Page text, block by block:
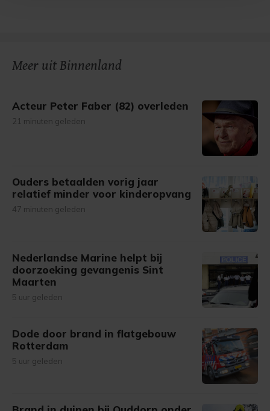
Meer uit Binnenland
Acteur Peter Faber (82) overleden
21 minuten geleden
Ouders betaalden vorig jaar
relatief minder voor kinderopvang
47 minuten geleden
Nederlandse Marine helpt bij
doorzoeking gevangenis Sint
Maarten
5 uur geleden
Dode door brand in flatgebouw
Rotterdam
5 uur geleden